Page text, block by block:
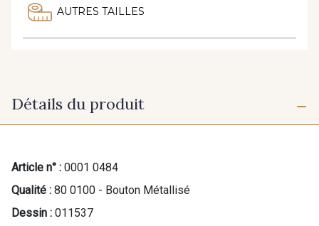
AUTRES TAILLES
Détails du produit
Article n° : 0001 0484
Qualité : 80 0100 - Bouton Métallisé
Dessin : 011537